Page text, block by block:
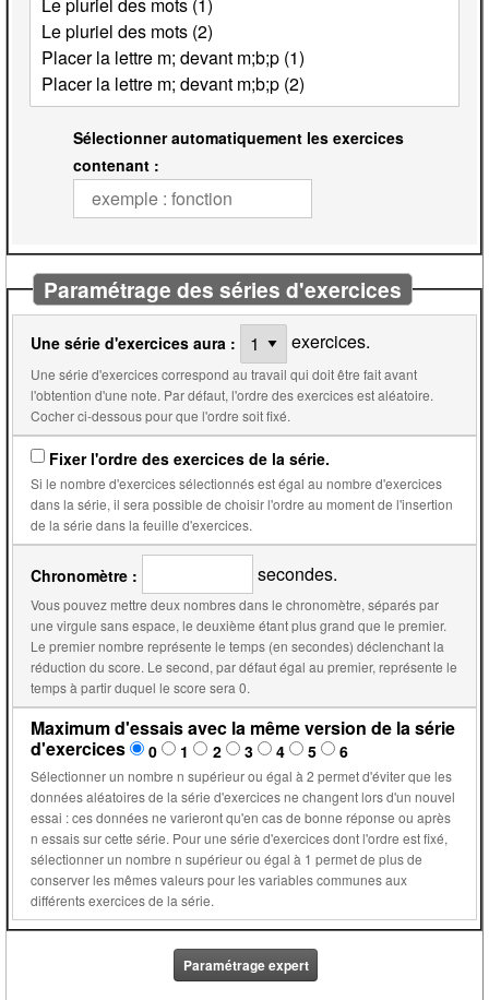
Sélectionner automatiquement les exercices
contenant :
Paramétrage des séries d'exercices
Une série d'exercices aura : exercices.
Une série d'exercices correspond au travail qui doit être fait avant
l'obtention d'une note. Par défaut, l'ordre des exercices est aléatoire.
Cocher ci-dessous pour que l'ordre soit fixé.
Fixer l'ordre des exercices de la série.
Si le nombre d'exercices sélectionnés est égal au nombre d'exercices
dans la série, il sera possible de choisir l'ordre au moment de l'insertion
de la série dans la feuille d'exercices.
Chronomètre : secondes.
Vous pouvez mettre deux nombres dans le chronomètre, séparés par
une virgule sans espace, le deuxième étant plus grand que le premier.
Le premier nombre représente le temps (en secondes) déclenchant la
réduction du score. Le second, par défaut égal au premier, représente le
temps à partir duquel le score sera 0.
Maximum d'essais avec la même version de la série
d'exercices
0 1 2 3 4 5 6
Sélectionner un nombre n supérieur ou égal à 2 permet d'éviter que les
données aléatoires de la série d'exercices ne changent lors d'un nouvel
essai : ces données ne varieront qu'en cas de bonne réponse ou après
n essais sur cette série. Pour une série d'exercices dont l'ordre est fixé,
sélectionner un nombre n supérieur ou égal à 1 permet de plus de
conserver les mêmes valeurs pour les variables communes aux
différents exercices de la série.
Paramétrage expert